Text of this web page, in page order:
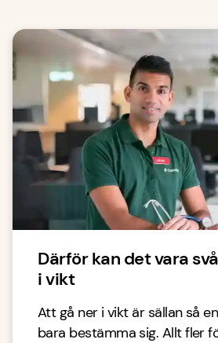
Därför kan det vara
i vikt
Att gå ner i vikt är sällan så
bara bestämma sig. Allt fler